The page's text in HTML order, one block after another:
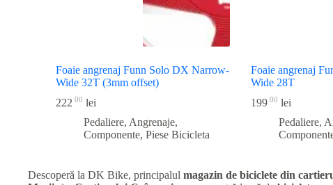
Foaie angrenaj Funn Solo DX Narrow-
Wide 32T (3mm offset)
222 00 lei
Pedaliere, Angrenaje,
Componente, Piese Bicicleta
Foaie angrenaj
Wide 28T
19900 lei
Pedaliere,
Descoperă la DK Bike, principalul magazin de biciclete din